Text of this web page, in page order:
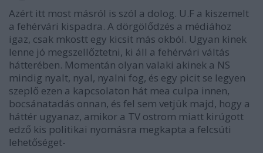
Azért itt most másról is szól a dolog. U.F a kiszemelt
a fehérvári kispadra. A dörgölődzés a médiához
igaz, csak mkostt egy kicsit más okból. Ugyan kinek
lenne jó megszellőztetni, ki áll a fehérvári váltás
hátterében. Momentán olyan valaki akinek a NS
mindig nyalt, nyal, nyalni fog, és egy picit se legyen
szeplő ezen a kapcsolaton hát mea culpa innen,
bocsánatadás onnan, és fel sem vetjük majd, hogy a
háttér ugyanaz, amikor a TV ostrom miatt kirúgott
edző kis politikai nyomásra megkapta a felcsúti
lehetőséget-